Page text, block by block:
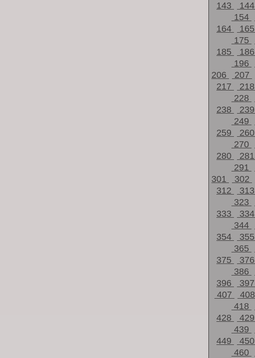
143
144
154
164
165
175
185
186
196
206
207
217
218
228
238
239
249
259
260
270
280
281
291
301
302
312
313
323
333
334
344
354
355
365
375
376
386
396
397
407
408
418
428
429
439
449
450
460